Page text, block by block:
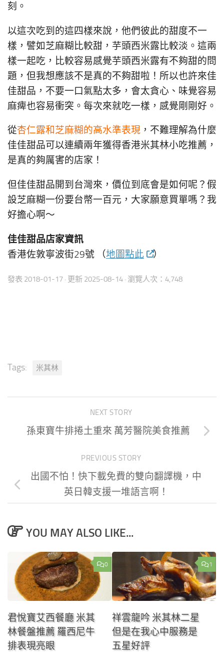
刻。
以這次吃到的這四樣來說，他們彼此的甜度不一
樣，譬如芝麻糊比較甜，芋頭西米露比較淡。這兩
樣一起吃，比較容易感覺芋頭西米露有不夠甜的問
題，但我想應該不是真的不夠甜啦！所以也許來佳
佳甜品，不要一口氣點太多，會太貪心、味覺容易
麻痺也容易衝突。每次來就吃一樣，感覺剛剛好。
從杏仁露和芝麻糊的高水準表現 ，不難理解為什麼
佳佳甜品可以連續兩年獲得香港米其林小吃推薦，
是真的夠厲害的店家！
但佳佳甜品開到台灣來，價位到底會是如何呢？假
設芝麻糊一份要台幣一百元，大家願意買單嗎？我
好擔心啊～
佳佳甜品店家資訊
香港佐敦寧波街29號 （地圖點此 ）
發表 2018-01-17 · 更新 2025-08-14 · 瀏覽人次：4,748
Tags: 米其林
NEXT STORY
孫東寶牛排捲土重來 萬芳醫院美食推薦
PREVIOUS STORY
出國不怕！快下載免費的雙向翻譯機，中
英日韓支援一堆語言啊！
YOU MAY ALSO LIKE...
0
君悅寶艾西餐廳 米其
林餐盤推薦 羅西尼牛
排表現亮眼
1
祥雲龍吟 米其林二星
但是在我心中服務是
五星好評